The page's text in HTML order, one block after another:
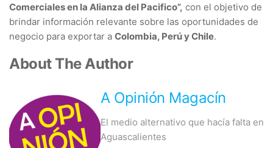
Comerciales en la Alianza del Pacifico”, con el objetivo de
brindar información relevante sobre las oportunidades de
negocio para exportar a Colombia, Perú y Chile.
About The Author
A Opinión Magacín
El medio alternativo que hacía falta en
Aguascalientes